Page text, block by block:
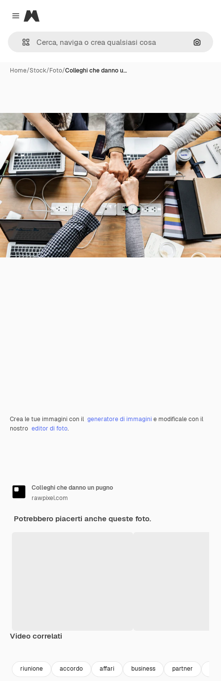
Close menu
Magnific
Cerca
Home/Stock/Foto/Colleghi che danno u…
Crea le tue immagini con il generatore di immagini e modificale con il
nostro editor di foto.
Colleghi che danno un pugno
rawpixel.com
Potrebbero piacerti anche queste foto.
Video correlati
riunione accordo affari business partner